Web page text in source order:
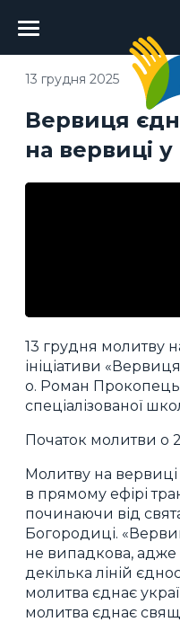
Головне
меню
Вервиця
на вервиці
13 грудня 2025
13 грудня молитву
ініціативи
о. Роман Прокопець
спеціалізованої
Початок молитви о
Молитву на
в прямому ефірі
починаючи від
Богородиці.
не випадкова, адже
декілька ліній
молитва єднає
молитва єднає